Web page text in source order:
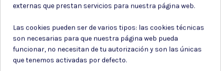
Puede darse de baja en cualquier momento. Para ello, consulte nuestra
información de contacto en el aviso legal.
Consiento el uso de mis datos para los fines indicados en la
externas que prestan servicios para nuestra página web.
Las cookies pueden ser de varios tipos: las cookies técnicas
son necesarias para que nuestra página web pueda
funcionar, no necesitan de tu autorización y son las únicas
que tenemos activadas por defecto.